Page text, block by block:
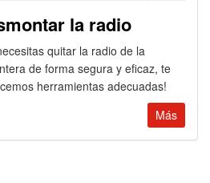
la radio
quitar la radio de la
de forma segura y eficaz, te
herramientas adecuadas!
Más